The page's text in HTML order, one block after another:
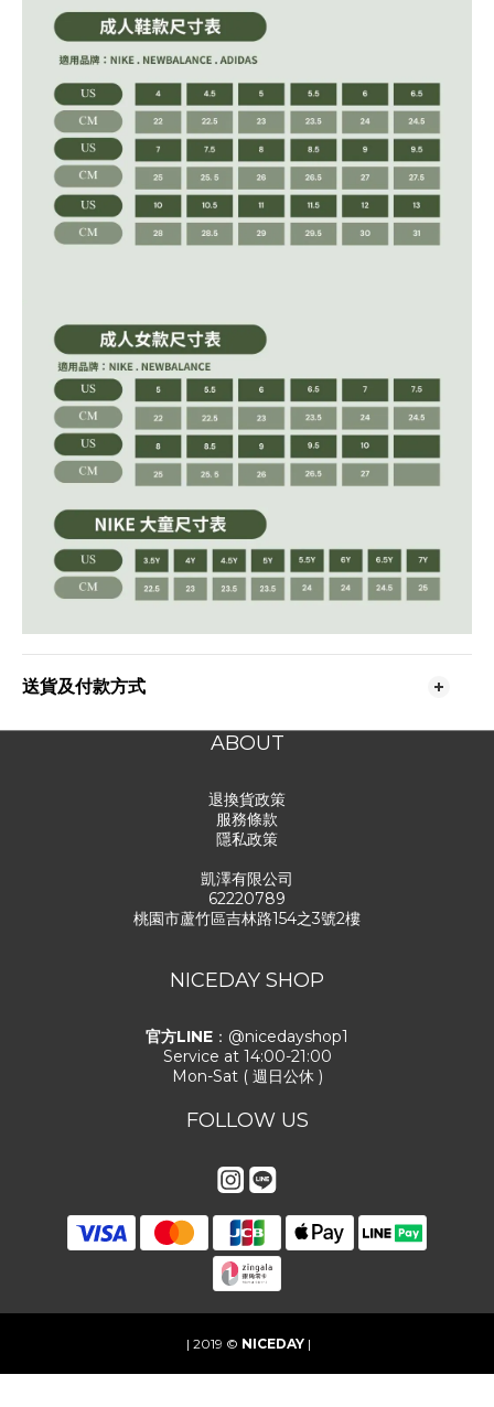
送貨及付款方式
ABOUT
退換貨政策
服務條款
隱私政策
凱澤有限公司
62220789
桃園市蘆竹區吉林路154之3號2樓
NICEDAY SHOP
官方LINE ：@nicedayshop1
Service at 14:00-21:00
Mon-Sat ( 週日公休 )
FOLLOW US
| 2019 © NICEDAY |